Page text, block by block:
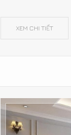
XEM CHI TIẾT